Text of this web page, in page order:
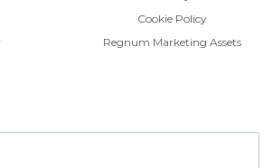
Cookie Policy
Regnum Marketing Assets